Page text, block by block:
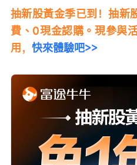
抽新股黃金季已到！抽新
費、0現金認購。現參與
用， 快來體驗吧>>